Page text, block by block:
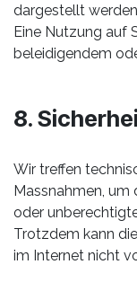
dargestellt
Eine Nutzung auf
beleidigendem
8.
Wir treffen
Massnahmen, um
oder
Trotzdem kann
im Internet nicht